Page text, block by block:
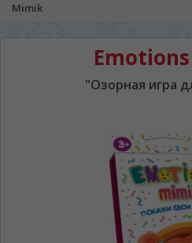
Mimik
"Озорная игра